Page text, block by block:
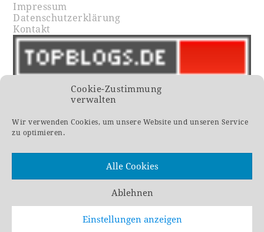
Cookie-Zustimmung
verwalten
Wir verwenden Cookies, um unsere Website und unseren Service
zu optimieren.
Alle Cookies
Ablehnen
Einstellungen anzeigen
Impressum
Datenschutzerklärung
Kontakt